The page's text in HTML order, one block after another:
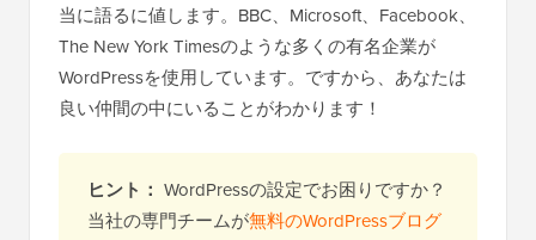
当に語るに値します。BBC、Microsoft、Facebook、
The New York Timesのような多くの有名企業が
WordPressを使用しています。ですから、あなたは
良い仲間の中にいることがわかります！
ヒント： WordPressの設定でお困りですか？
当社の専門チームが無料のWordPressブログ